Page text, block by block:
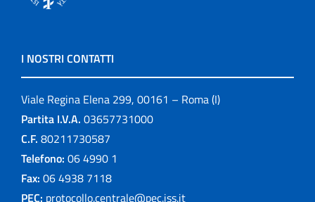
I NOSTRI CONTATTI
Viale Regina Elena 299, 00161 – Roma (I)
Partita I.V.A. 03657731000
C.F. 80211730587
Telefono: 06 4990 1
Fax: 06 4938 7118
PEC: protocollo.centrale@pec.iss.it